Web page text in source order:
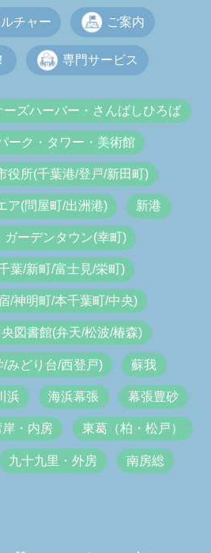
チャー ご案内
専門サービス
ーズハーバー・さんばしひろば
ーク・タワー・美術館
役所(千葉港/登戸/新田町)
ア(問屋町/出洲港) 新港
ガーデンタウン(幸町)
葉/新町/富士見/栄町)
/神明町/本千葉町/中央)
図書館(弁天/松波/椿森)
みどり台/西登戸) 蘇我
浜 海浜幕張 幕張豊砂
・内房 東葛（柏・松戸）
九十九里・外房 南房総